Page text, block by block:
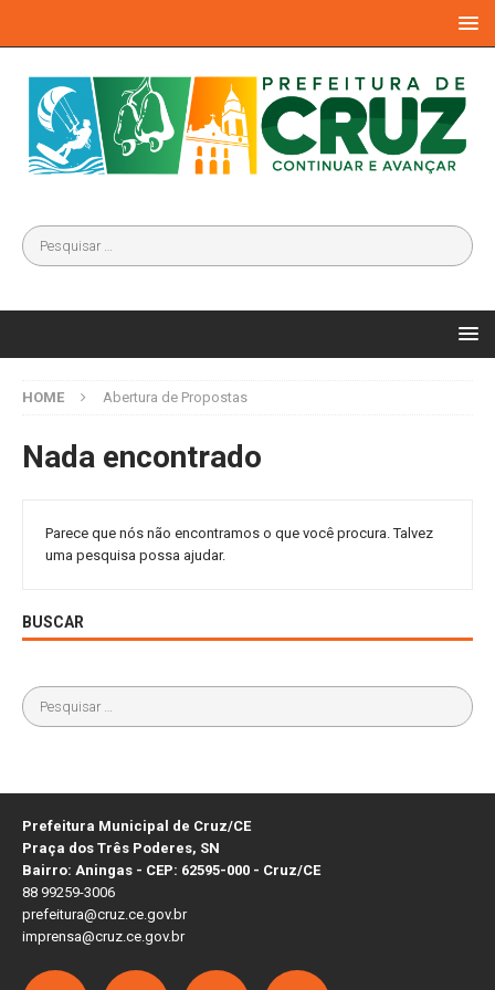
HOME Abertura de Propostas
Nada encontrado
Parece que nós não encontramos o que você procura. Talvez
uma pesquisa possa ajudar.
BUSCAR
Prefeitura Municipal de Cruz/CE
Praça dos Três Poderes, SN
Bairro: Aningas - CEP: 62595-000 - Cruz/CE
88 99259-3006
prefeitura@cruz.ce.gov.br
imprensa@cruz.ce.gov.br